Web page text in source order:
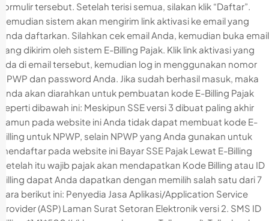
formulir tersebut. Setelah terisi semua, silakan klik “Daftar”.
Kemudian sistem akan mengirim link aktivasi ke email yang
Anda daftarkan. Silahkan cek email Anda, kemudian buka email
yang dikirim oleh sistem E-Billing Pajak. Klik link aktivasi yang
ada di email tersebut, kemudian log in menggunakan nomor
NPWP dan password Anda. Jika sudah berhasil masuk, maka
Anda akan diarahkan untuk pembuatan kode E-Billing Pajak
seperti dibawah ini: Meskipun SSE versi 3 dibuat paling akhir
namun pada website ini Anda tidak dapat membuat kode E-
Billing untuk NPWP, selain NPWP yang Anda gunakan untuk
mendaftar pada website ini Bayar SSE Pajak Lewat E-Billing
Setelah itu wajib pajak akan mendapatkan Kode Billing atau ID
Billing dapat Anda dapatkan dengan memilih salah satu dari 7
cara berikut ini: Penyedia Jasa Aplikasi/Application Service
Provider (ASP) Laman Surat Setoran Elektronik versi 2. SMS ID